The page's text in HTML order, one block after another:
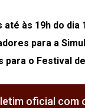
às 19h do dia
para a
para o Festival
oficial com